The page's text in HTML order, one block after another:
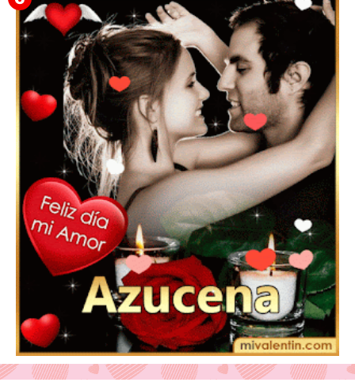
Feliz San Valentín Eudocia